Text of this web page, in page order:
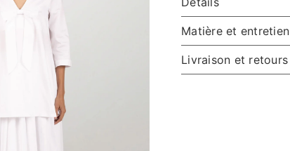
Matière et entretien
Livraison et retours